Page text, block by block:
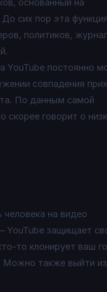
основанный на
До сих пор эта
политиков,
YouTube постоянно
совпадения
По данным самой
скорее говорит о
на видео
YouTube защищает
то клонирует ваш
Можно также выйти из